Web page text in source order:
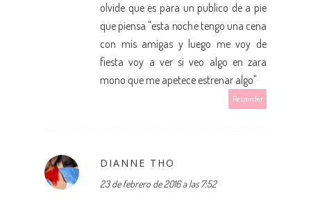
olvide que es para un publico de a pie
que piensa "esta noche tengo una cena
con mis amigas y luego me voy de
fiesta voy a ver si veo algo en zara
mono que me apetece estrenar algo"
Responder
DIANNE THO
23 de febrero de 2016 a las 7:52